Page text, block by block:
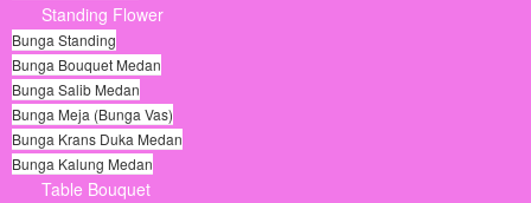
Standing Flower
Bunga Standing
Bunga Bouquet Medan
Bunga Salib Medan
Bunga Meja (Bunga Vas)
Bunga Krans Duka Medan
Bunga Kalung Medan
Table Bouquet